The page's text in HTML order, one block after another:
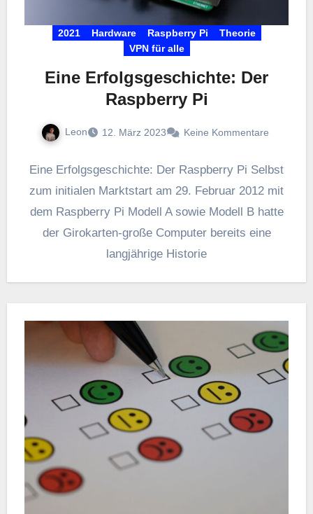
2021 Hardware Raspberry Pi
Theorie
VPN für alle
Eine Erfolgsgeschichte: Der
Raspberry Pi
Leon 12. März 2023 Keine Kommentare
Eine Erfolgsgeschichte: Der Raspberry Pi Selbst
zum initialen Marktstart am 29. Februar 2012 mit
dem Raspberry Pi Modell A sowie Modell B hatte
der Girokarten-große Computer bereits eine
langjährige Historie